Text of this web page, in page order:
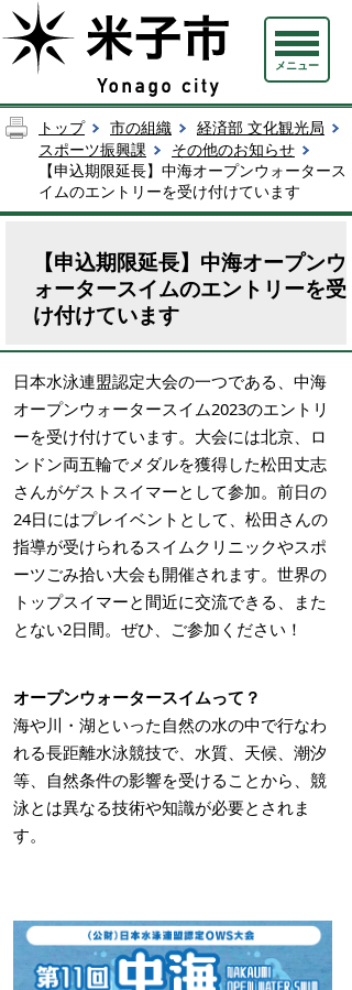
メニュー
トップ 市の組織
経済部 文化観光局
スポーツ振興課
その他のお知らせ
【申込期限延長】中海オープンウォータース
イムのエントリーを受け付けています
【申込期限延長】中海オープンウ
ォータースイムのエントリーを受
け付けています
日本水泳連盟認定大会の一つである、中海
オープンウォータースイム2023のエントリ
ーを受け付けています。大会には北京、ロ
ンドン両五輪でメダルを獲得した松田丈志
さんがゲストスイマーとして参加。前日の
24日にはプレイベントとして、松田さんの
指導が受けられるスイムクリニックやスポ
ーツごみ拾い大会も開催されます。世界の
トップスイマーと間近に交流できる、また
とない2日間。ぜひ、ご参加ください！
オープンウォータースイムって？
海や川・湖といった自然の水の中で行なわ
れる長距離水泳競技で、水質、天候、潮汐
等、自然条件の影響を受けることから、競
泳とは異なる技術や知識が必要とされま
す。